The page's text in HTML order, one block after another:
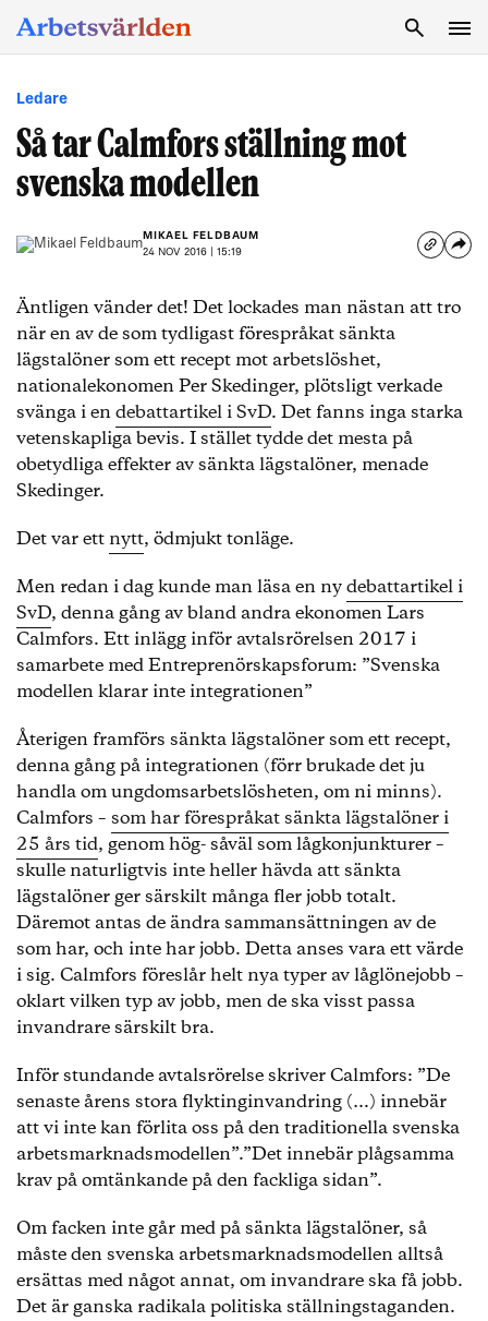
Ledare
Så tar Calmfors ställning mot
svenska modellen
MIKAEL FELDBAUM
24 NOV 2016 | 15:19
Äntligen vänder det! Det lockades man nästan att tro
när en av de som tydligast förespråkat sänkta
lägstalöner som ett recept mot arbetslöshet,
nationalekonomen Per Skedinger, plötsligt verkade
svänga i endebattartikel i SvD. Det fanns inga starka
vetenskapliga bevis. I stället tydde det mesta på
obetydliga effekter av sänkta lägstalöner, menade
Skedinger.
Det var ettnytt, ödmjukt tonläge.
Men redan i dag kunde man läsa en nydebattartikel i
SvD, denna gång av bland andra ekonomen Lars
Calmfors. Ett inlägg inför avtalsrörelsen 2017 i
samarbete med Entreprenörskapsforum: ”Svenska
modellen klarar inte integrationen”
Återigen framförs sänkta lägstalöner som ett recept,
denna gång på integrationen (förr brukade det ju
handla om ungdomsarbetslösheten, om ni minns).
Calmfors – som har förespråkat sänkta lägstalöner i
25 års tid, genom hög- såväl som lågkonjunkturer –
skulle naturligtvis inte heller hävda att sänkta
lägstalöner ger särskilt många fler jobb totalt.
Däremot antas de ändra sammansättningen av de
som har, och inte har jobb. Detta anses vara ett värde
i sig. Calmfors föreslår helt nya typer av låglönejobb –
oklart vilken typ av jobb, men de ska visst passa
invandrare särskilt bra.
Inför stundande avtalsrörelse skriver Calmfors: ”De
senaste årens stora flyktinginvandring (…) innebär
att vi inte kan förlita oss på den traditionella svenska
arbetsmarknadsmodellen”.”Det innebär plågsamma
krav på omtänkande på den fackliga sidan”.
Om facken inte går med på sänkta lägstalöner, så
måste den svenska arbetsmarknadsmodellen alltså
ersättas med något annat, om invandrare ska få jobb.
Det är ganska radikala politiska ställningstaganden.